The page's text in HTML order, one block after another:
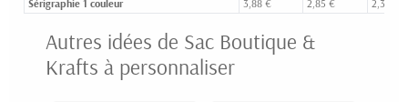
Sérigraphie 1 couleur
3,88 € 2,85 € 2,33 €
Autres idées de Sac Boutique &
Krafts à personnaliser